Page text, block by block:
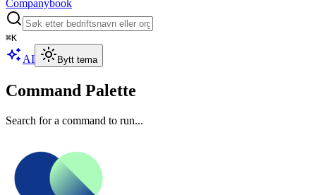
Companybook
⌘K
AI Bytt tema
Command Palette
Search for a command to run...